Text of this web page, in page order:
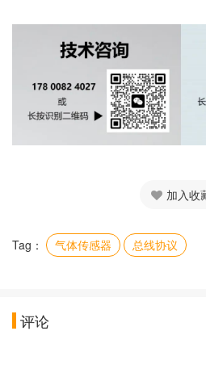
加入收
Tag： 气体传感器 总线协议
评论